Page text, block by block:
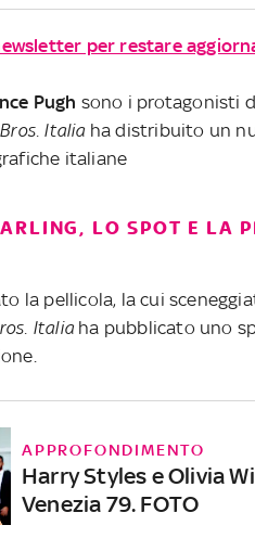
per restare
Pugh sono i protagonisti
Italia ha distribuito un
italiane
LO SPOT E LA
la pellicola, la cui
Italiaha pubblicato uno
APPROFONDIMENTO
Harry Styles e Olivia
Venezia 79. FOTO